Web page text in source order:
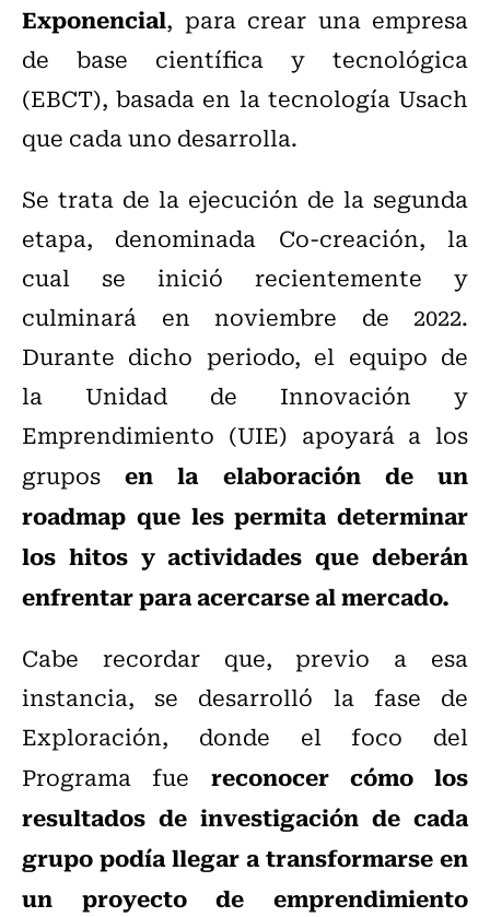
Exponencial, para crear una empresa
de base científica y tecnológica
(EBCT), basada en la tecnología Usach
que cada uno desarrolla.
Se trata de la ejecución de la segunda
etapa, denominada Co-creación, la
cual se inició recientemente y
culminará en noviembre de 2022.
Durante dicho periodo, el equipo de
la Unidad de Innovación y
Emprendimiento (UIE) apoyará a los
gruposen la elaboración de un
roadmap que les permita determinar
los hitos y actividades que deberán
enfrentar para acercarse al mercado.
Cabe recordar que, previo a esa
instancia, se desarrolló la fase de
Exploración, donde el foco del
Programa fue reconocer cómo los
resultados de investigación de cada
grupo podía llegar a transformarse en
un proyecto de emprendimiento